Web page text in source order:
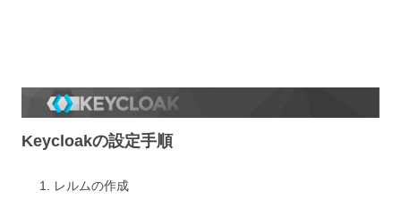
Keycloakの設定手順
レルムの作成